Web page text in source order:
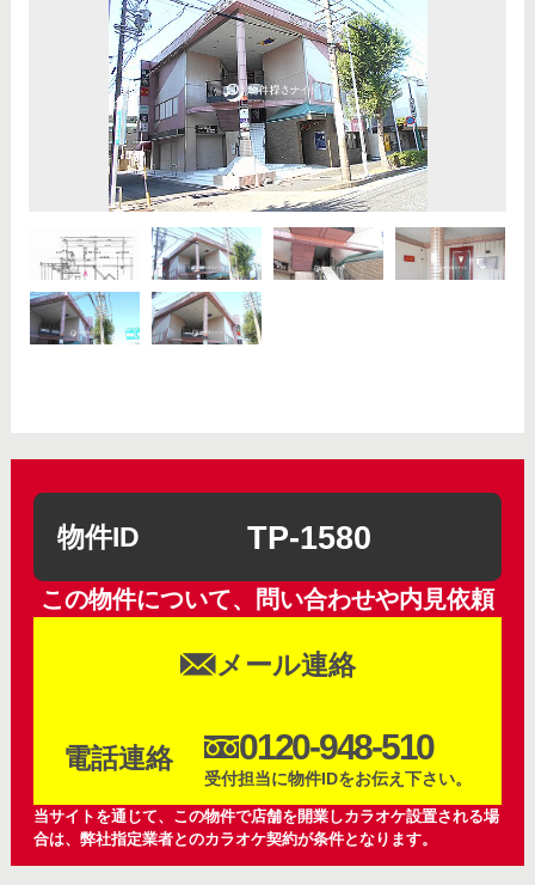
物件ID TP-1580
この物件について、問い合わせや内見依頼
メール連絡
電話連絡 0120-948-510
受付担当に物件IDをお伝え下さい。
当サイトを通じて、この物件で店舗を開業しカラオケ設置される場
合は、弊社指定業者とのカラオケ契約が条件となります。